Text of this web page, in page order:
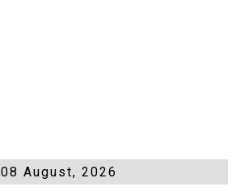
08 August, 2026